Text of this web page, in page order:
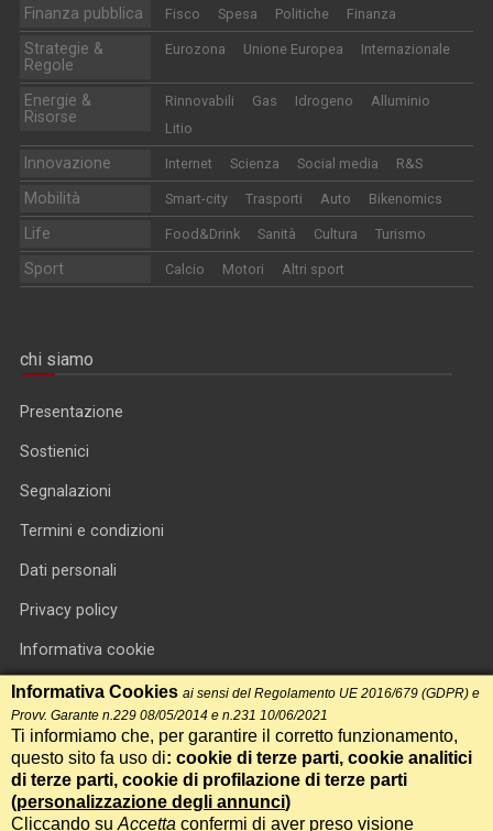
Finanza pubblica Fisco Spesa Politiche Finanza
Strategie &
Regole
Eurozona Unione Europea Internazionale
Energie &
Risorse
Rinnovabili Gas Idrogeno
Alluminio
Litio
Innovazione Internet Scienza Social media R&S
Mobilità Smart-city Trasporti Auto Bikenomics
Life Food&Drink Sanità Cultura Turismo
Sport Calcio Motori Altri sport
chi siamo
Presentazione
Sostienici
Segnalazioni
Termini e condizioni
Dati personali
Privacy policy
Informativa cookie
RSS feed
RSS Top News
Contatti
Informativa Cookies ai sensi del Regolamento UE 2016/679 (GDPR) e
Provv. Garante n.229 08/05/2014 e n.231 10/06/2021
Ti informiamo che, per garantire il corretto funzionamento,
questo sito fa uso di: cookie di terze parti, cookie analitici
di terze parti, cookie di profilazione di terze parti
(personalizzazione degli annunci)
Cliccando su Accetta confermi di aver preso visione